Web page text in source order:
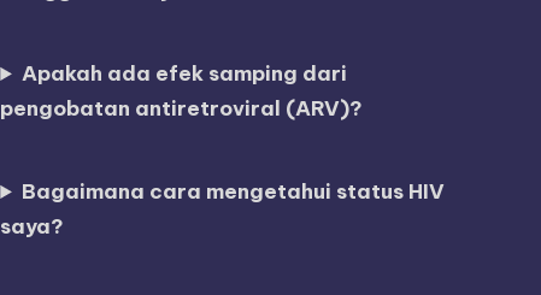
Apakah ada efek samping dari
pengobatan antiretroviral (ARV)?
Bagaimana cara mengetahui status HIV
saya?